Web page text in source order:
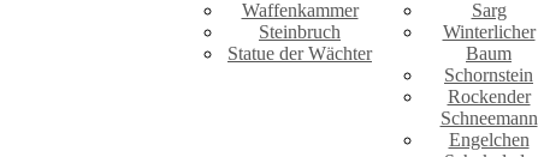
Waffenkammer
Steinbruch
Statue der Wächter
Sarg
Winterlicher
Baum
Schornstein
Rockender
Schneemann
Engelchen